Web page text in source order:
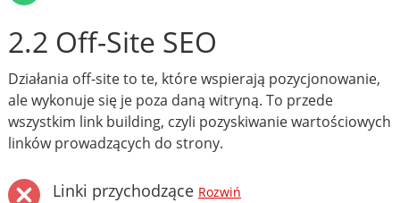
2.2 Off-Site SEO
Działania off-site to te, które wspierają pozycjonowanie,
ale wykonuje się je poza daną witryną. To przede
wszystkim link building, czyli pozyskiwanie wartościowych
linków prowadzących do strony.
Linki przychodzące Rozwiń